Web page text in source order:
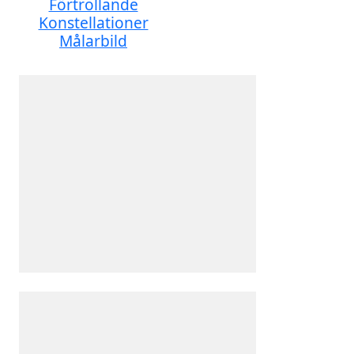
Förtrollande
Konstellationer
Målarbild